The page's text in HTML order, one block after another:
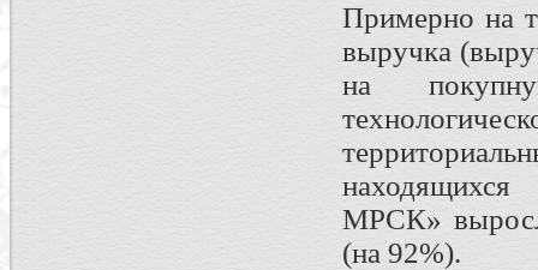
Примерно на
выручка
на
МРСК»
(на 92%).